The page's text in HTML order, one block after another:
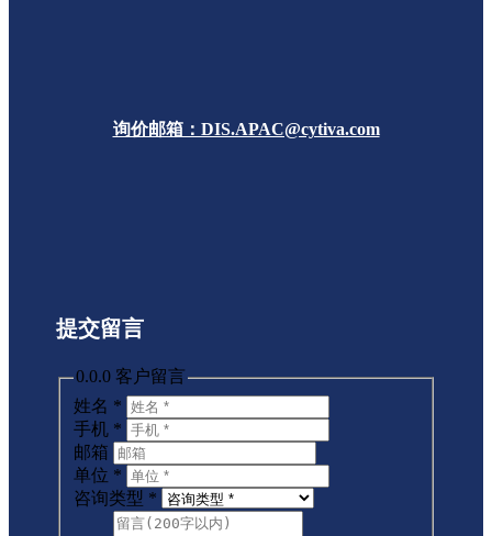
询价邮箱：DIS.APAC@cytiva.com
提交留言
0.0.0 客户留言
姓名 *
手机 *
邮箱
单位 *
咨询类型 *